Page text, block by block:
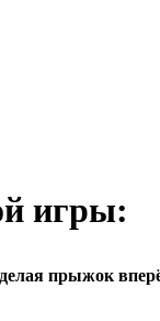
игры:
делая прыжок